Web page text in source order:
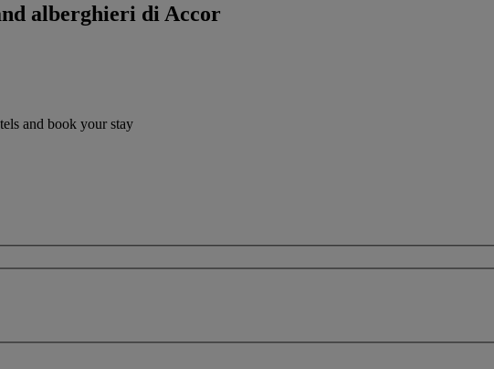
alberghieri di Accor
and book your stay